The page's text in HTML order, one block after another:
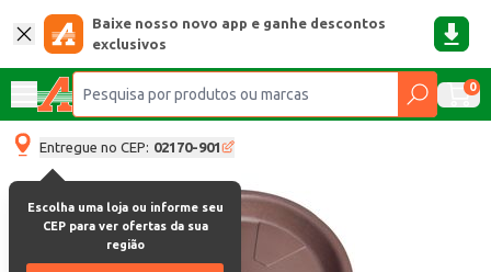
Baixe nosso novo app e ganhe descontos
exclusivos
0
Entregue no CEP: 02170-901
Escolha uma loja ou informe seu
CEP para ver ofertas da sua
região